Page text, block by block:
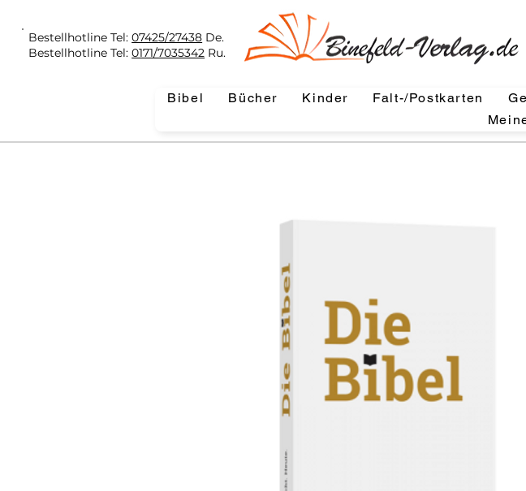
Bestellhotline Tel:07425/27438 De.
Bestellhotline Tel:0171/7035342 Ru.
Bibel Bücher Kinder Falt-/Postkarten